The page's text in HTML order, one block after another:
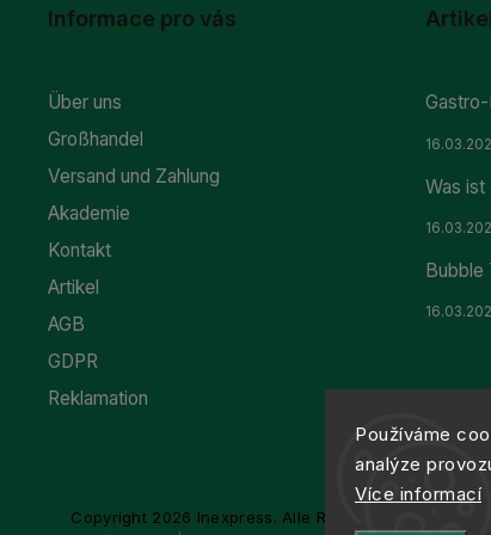
Používáme
analýze
Více informací
Informace pro vás
Über uns
Großhandel
Versand und Zahlung
Akademie
Kontakt
Artikel
AGB
GDPR
Reklamation
Artikel
Was ist
Bubble
Copyright 2026 Inexpress. Alle Rechte vorbehalten.